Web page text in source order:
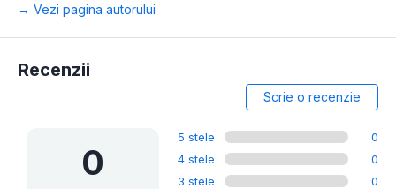
→ Vezi pagina autorului
Recenzii
Scrie o recenzie
0
5 stele
0
4 stele
0
3 stele
0